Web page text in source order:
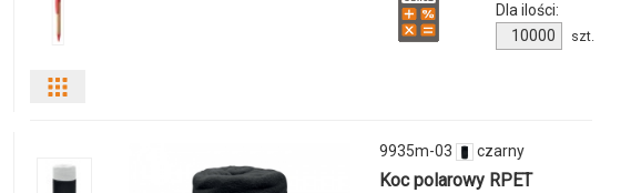
i
Dla ilości:
Ilość
produktu
szt.
9935m-03 czarny
Koc polarowy RPET